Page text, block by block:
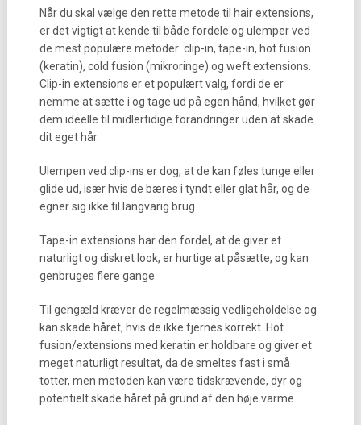
Når du skal vælge den rette metode til hair extensions,
er det vigtigt at kende til både fordele og ulemper ved
de mest populære metoder: clip-in, tape-in, hot fusion
(keratin), cold fusion (mikroringe) og weft extensions.
Clip-in extensions er et populært valg, fordi de er
nemme at sætte i og tage ud på egen hånd, hvilket gør
dem ideelle til midlertidige forandringer uden at skade
dit eget hår.
Ulempen ved clip-ins er dog, at de kan føles tunge eller
glide ud, især hvis de bæres i tyndt eller glat hår, og de
egner sig ikke til langvarig brug.
Tape-in extensions har den fordel, at de giver et
naturligt og diskret look, er hurtige at påsætte, og kan
genbruges flere gange.
Til gengæld kræver de regelmæssig vedligeholdelse og
kan skade håret, hvis de ikke fjernes korrekt. Hot
fusion/extensions med keratin er holdbare og giver et
meget naturligt resultat, da de smeltes fast i små
totter, men metoden kan være tidskrævende, dyr og
potentielt skade håret på grund af den høje varme.